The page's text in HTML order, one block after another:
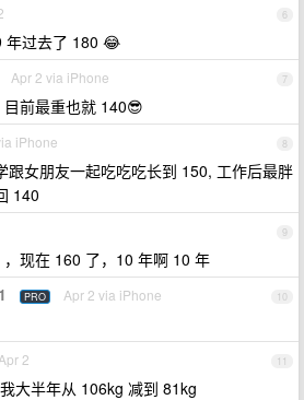
6
年过去了 180 😂
7
Apr 2 via iPhone
前最重也就 140😎
8
iPhone
跟女朋友一起吃吃吃长到 150, 工作后最胖
140
9
现在 160 了，10 年啊 10 年
10
PRO Apr 2 via iPhone
11
Apr 2
大半年从 106kg 减到 81kg